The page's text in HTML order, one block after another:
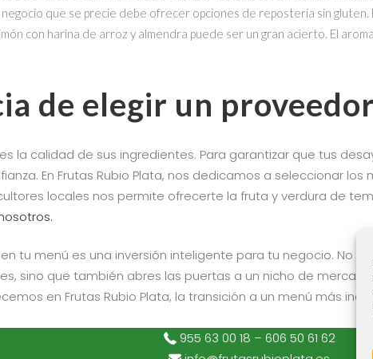
negocio que se precie debe ofrecer opciones de repostería sin gluten.
con harina de arroz y almendra puede ser un gran acierto. El
de elegir un
la calidad de sus ingredientes. Para garantizar que tus
En Frutas Rubio Plata, nos dedicamos a seleccionar
locales nos permite ofrecerte la fruta y verdura de
tu menú es una inversión inteligente para tu negocio. No
sino que también abres las puertas a un nicho de
en Frutas Rubio Plata, la transición a un menú más
955 63 00 18 – 606 50 61 62